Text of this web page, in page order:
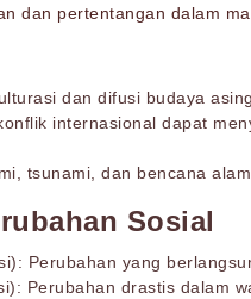
dan pertentangan dalam
dan difusi budaya
internasional dapat
tsunami, dan bencana
Sosial
Perubahan yang
Perubahan drastis dalam